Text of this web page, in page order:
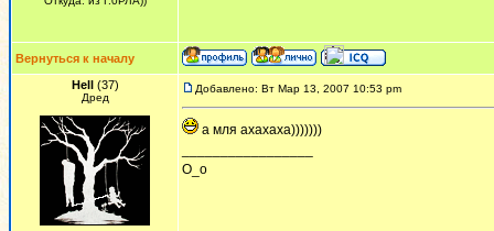
Вернуться к началу
Hell(37)
Дред
Добавлено: Вт Мар 13, 2007 10:53 pm
а мля ахахаха)))))))
О_о